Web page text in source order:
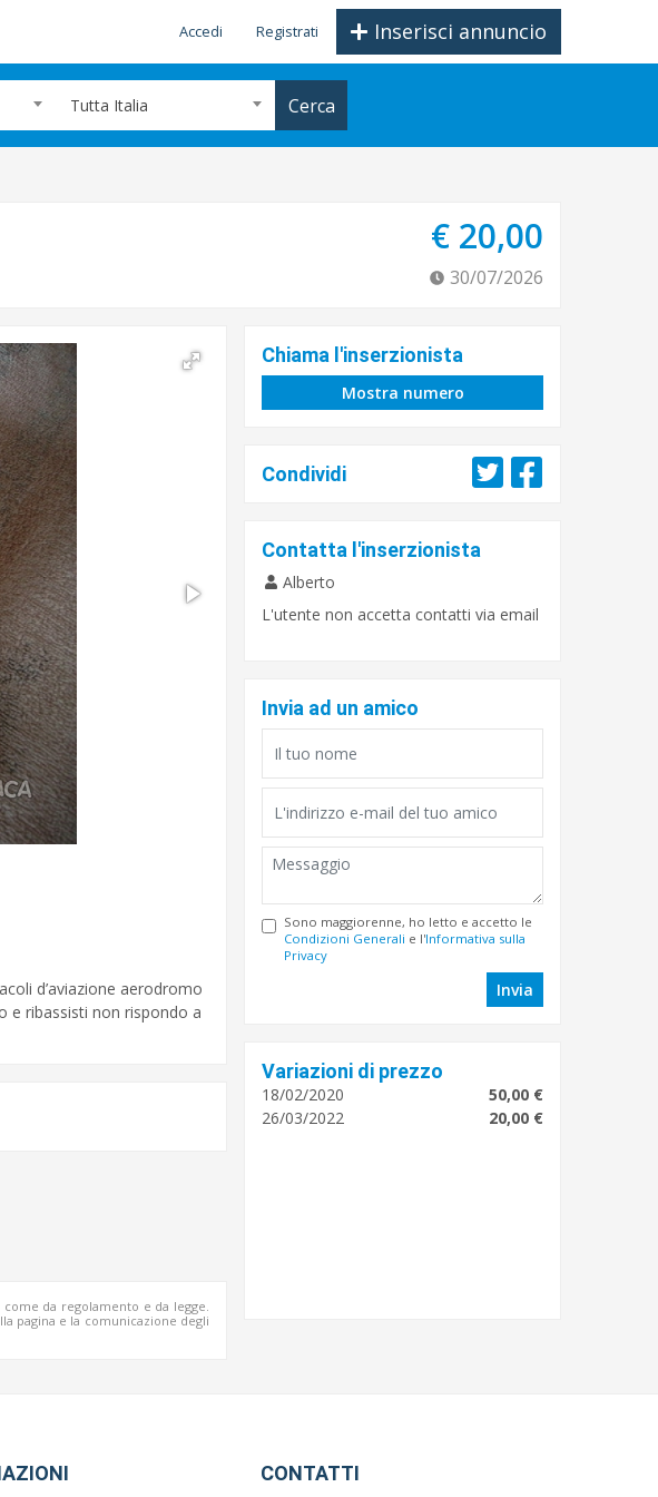
Inserisci annuncio
Accedi Registrati
Tutta Italia Cerca
€ 20,00
30/07/2026
d’aviazione aerodromo
e ribassisti non rispondo a
da regolamento e da legge.
pagina e la comunicazione degli
Chiama l'inserzionista
Mostra numero
Condividi
Contatta l'inserzionista
Alberto
L'utente non accetta contatti via email
Invia ad un amico
Sono maggiorenne, ho letto e accetto le
Condizioni Generali e l'Informativa sulla
Privacy
Invia
Variazioni di prezzo
18/02/2020
50,00 €
26/03/2022
20,00 €
CONTATTI